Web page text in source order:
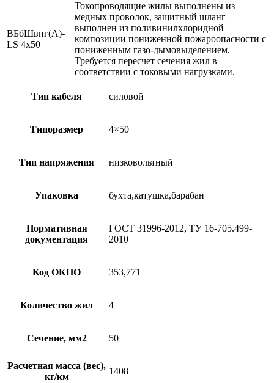
ВБбШвнг(А)-
LS 4х50
Токопроводящие жилы выполнены из
медных проволок, защитный шланг
выполнен из поливинилхлоридной
композиции пониженной пожароопасности с
пониженным газо-дымовыделением.
Требуется пересчет сечения жил в
соответствии с токовыми нагрузками.
Тип кабеля силовой
Типоразмер 4×50
Тип напряжения низковольтный
Упаковка бухта,катушка,барабан
Нормативная
документация
ГОСТ 31996-2012, ТУ 16-705.499-
2010
Код ОКПО 353,771
Количество жил 4
Сечение, мм2 50
Расчетная масса (вес),
кг/км
1408